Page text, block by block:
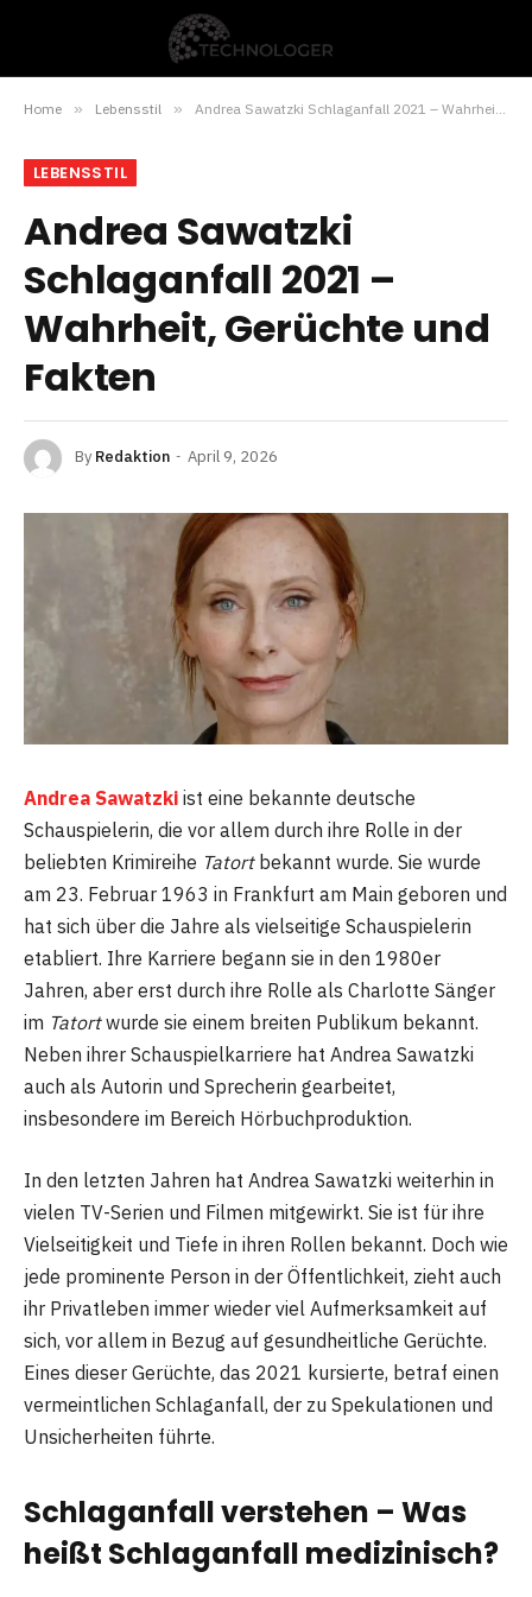
Home » Lebensstil » Andrea Sawatzki Schlaganfall 2021 – Wahrheit, Gerüchte und Fakten
LEBENSSTIL
Andrea Sawatzki
Schlaganfall 2021 –
Wahrheit, Gerüchte und
Fakten
By Redaktion April 9, 2026
Andrea Sawatzki ist eine bekannte deutsche
Schauspielerin, die vor allem durch ihre Rolle in der
beliebten Krimireihe Tatortbekannt wurde. Sie wurde
am 23. Februar 1963 in Frankfurt am Main geboren und
hat sich über die Jahre als vielseitige Schauspielerin
etabliert. Ihre Karriere begann sie in den 1980er
Jahren, aber erst durch ihre Rolle als Charlotte Sänger
im Tatortwurde sie einem breiten Publikum bekannt.
Neben ihrer Schauspielkarriere hat Andrea Sawatzki
auch als Autorin und Sprecherin gearbeitet,
insbesondere im Bereich Hörbuchproduktion.
In den letzten Jahren hat Andrea Sawatzki weiterhin in
vielen TV-Serien und Filmen mitgewirkt. Sie ist für ihre
Vielseitigkeit und Tiefe in ihren Rollen bekannt. Doch wie
jede prominente Person in der Öffentlichkeit, zieht auch
ihr Privatleben immer wieder viel Aufmerksamkeit auf
sich, vor allem in Bezug auf gesundheitliche Gerüchte.
Eines dieser Gerüchte, das 2021 kursierte, betraf einen
vermeintlichen Schlaganfall, der zu Spekulationen und
Unsicherheiten führte.
Schlaganfall verstehen – Was
heißt Schlaganfall medizinisch?